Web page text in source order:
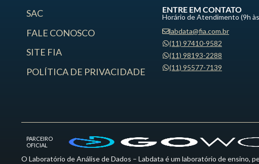
SAC
FALE CONOSCO
SITE FIA
POLÍTICA DE PRIVACIDADE
ENTRE EM CONTATO
Horário de Atendimento (9h
labdata@fia.com.br
(11) 97410-9582
(11) 98193-2288
(11) 95577-7139
PARCEIRO
OFICIAL
O Laboratório de Análise de Dados – Labdata é um laboratório de ensino,